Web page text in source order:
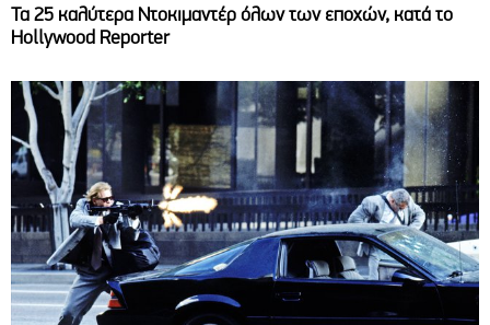
Τα 25 καλύτερα Ντοκιμαντέρ όλων των εποχών, κατά το
Hollywood Reporter